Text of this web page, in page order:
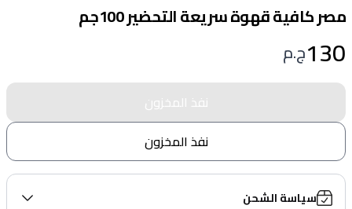
مصر كافية قهوة سريعة التحضير 100جم
130ج.م
نفذ المخزون
نفذ المخزون
سياسة الشحن